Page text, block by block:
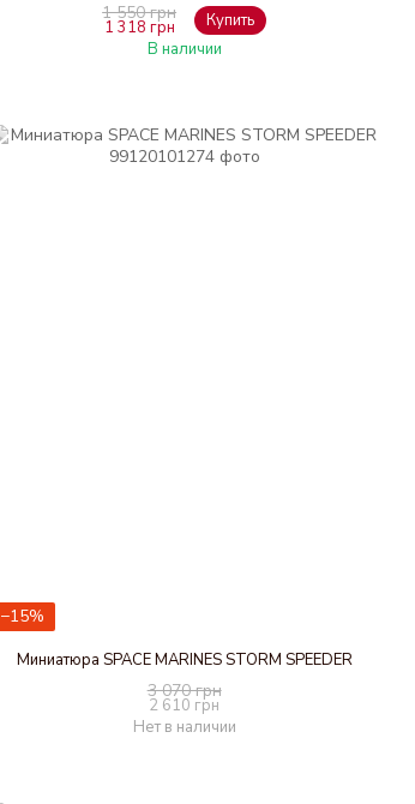
1 550 грн
1 318 грн
Купить
В наличии
−15%
Миниатюра SPACE MARINES STORM SPEEDER
3 070 грн
2 610 грн
Нет в наличии